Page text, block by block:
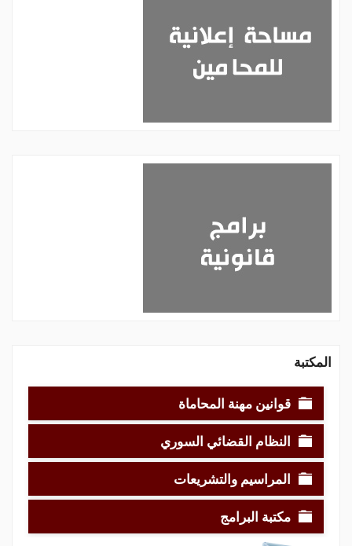
المكتبة
قوانين مهنة المحاماة
النظام القضائي السوري
المراسيم والتشريعات
مكتبة البرامج